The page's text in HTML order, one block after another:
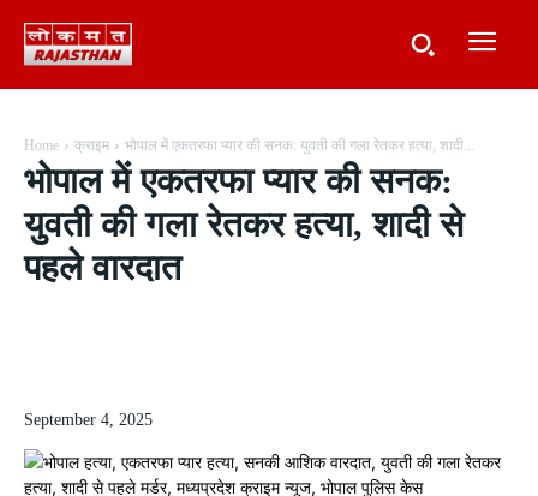
Home क्राइम भोपाल में एकतरफा प्यार की सनक: युवती की गला रेतकर हत्या, शादी...
भोपाल में एकतरफा प्यार की सनक:
युवती की गला रेतकर हत्या, शादी से
पहले वारदात
September 4, 2025